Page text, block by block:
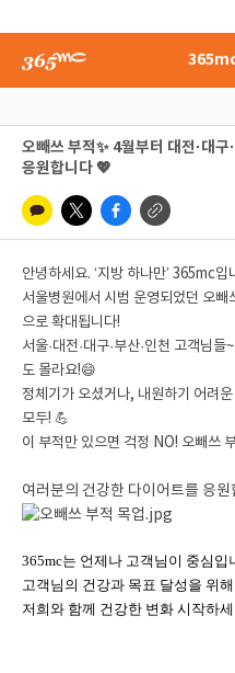
오빼쓰 부적✨ 4월부터 대전·대
응원합니다 💖
안녕하세요. ‘지방 하나만’ 365mc입
서울병원에서 시범 운영되었던 오빼
으로 확대됩니다!
서울·대전·대구·부산·인천 고객님들~
도 몰라요!😄
정체기가 오셨거나, 내원하기 어려
모두! 💪
이 부적만 있으면 걱정 NO! 오빼쓰
여러분의 건강한 다이어트를 응
365mc는 언제나 고객님이 중심입
고객님의 건강과 목표 달성을 위
저희와 함께 건강한 변화 시작하